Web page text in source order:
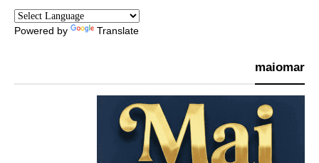
Powered by Translate
maiomar